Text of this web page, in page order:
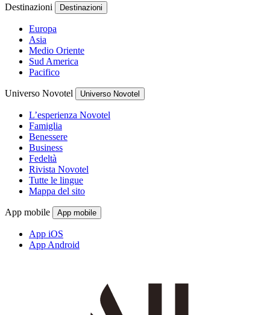
Destinazioni Destinazioni
Europa
Asia
Medio Oriente
Sud America
Pacifico
Universo Novotel Universo Novotel
L’esperienza Novotel
Famiglia
Benessere
Business
Fedeltà
Rivista Novotel
Tutte le lingue
Mappa del sito
App mobile App mobile
App iOS
App Android